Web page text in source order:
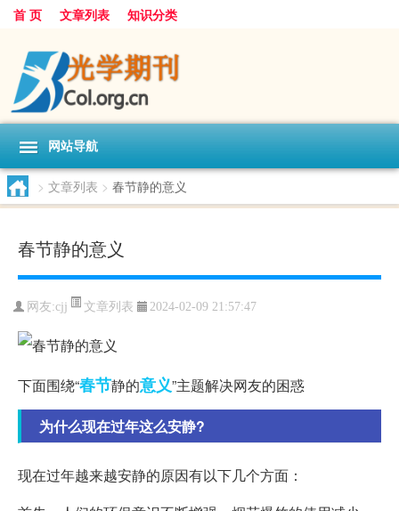
首 页 文章列表 知识分类
网站导航
> 文章列表 > 春节静的意义
春节静的意义
网友:cjj 文章列表 2024-02-09 21:57:47
下面围绕“春节静的意义”主题解决网友的困惑
为什么现在过年这么安静?
现在过年越来越安静的原因有以下几个方面：